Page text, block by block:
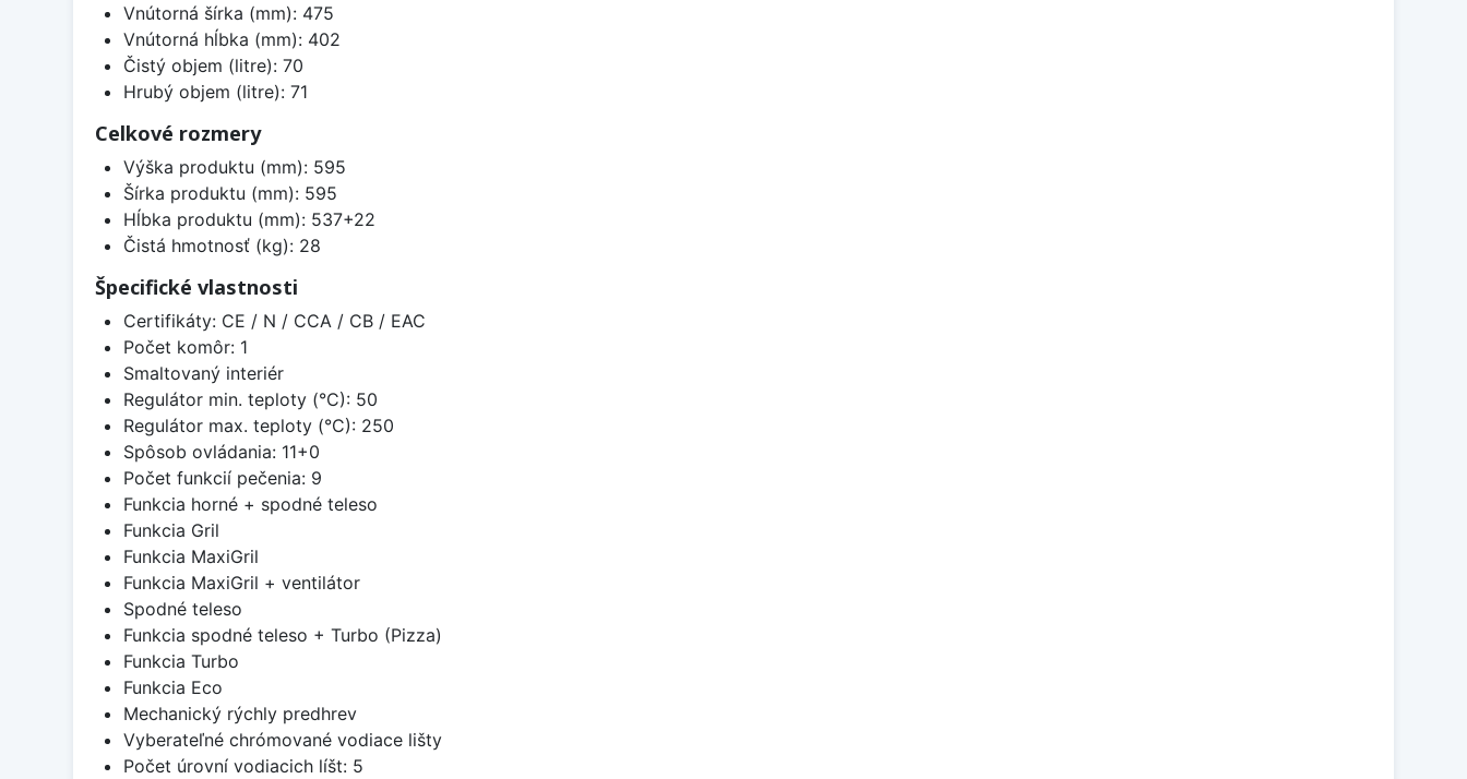
Vnútorná šírka (mm): 475
Vnútorná hĺbka (mm): 402
Čistý objem (litre): 70
Hrubý objem (litre): 71
Celkové rozmery
Výška produktu (mm): 595
Šírka produktu (mm): 595
Hĺbka produktu (mm): 537+22
Čistá hmotnosť (kg): 28
Špecifické vlastnosti
Certifikáty: CE / N / CCA / CB / EAC
Počet komôr: 1
Smaltovaný interiér
Regulátor min. teploty (°C): 50
Regulátor max. teploty (°C): 250
Spôsob ovládania: 11+0
Počet funkcií pečenia: 9
Funkcia horné + spodné teleso
Funkcia Gril
Funkcia MaxiGril
Funkcia MaxiGril + ventilátor
Spodné teleso
Funkcia spodné teleso + Turbo (Pizza)
Funkcia Turbo
Funkcia Eco
Mechanický rýchly predhrev
Vyberateľné chrómované vodiace lišty
Počet úrovní vodiacich líšt: 5